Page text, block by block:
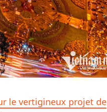
le vertigineux projet de